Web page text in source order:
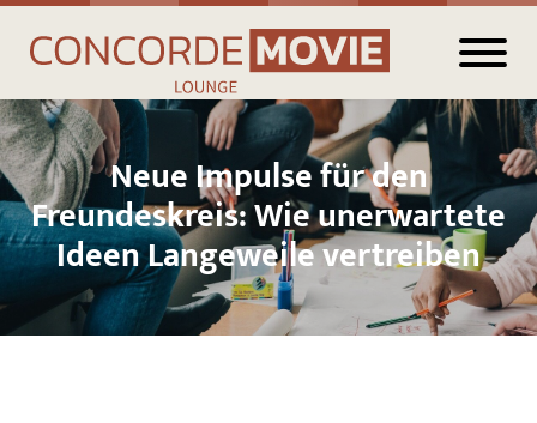
Neue Impulse für den
Freundeskreis: Wie unerwartete
Ideen Langeweile vertreiben